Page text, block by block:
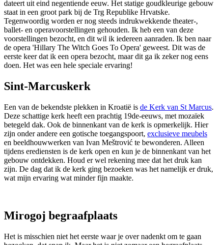
dateert uit eind negentiende eeuw. Het statige goudkleurige gebouw
staat in een groot park bij de Trg Republike Hrvatske.
Tegenwoordig worden er nog steeds indrukwekkende theater-,
ballet- en operavoorstellingen gehouden. Ik heb een van deze
voorstellingen bezocht, en dit wil ik iedereen aanraden. Ik ben naar
de opera 'Hillary The Witch Goes To Opera' geweest. Dit was de
eerste keer dat ik een opera bezocht, maar dit ga ik zeker nog eens
doen. Het was een hele speciale ervaring!
Sint-Marcuskerk
Een van de bekendste plekken in Kroatië is de Kerk van St Marcus.
Deze schattige kerk heeft een prachtig 19de-eeuws, met mozaïek
betegeld dak. Ook de binnenkant van de kerk is opmerkelijk. Hier
zijn onder andere een gotische toegangspoort, exclusieve meubels
en beeldhouwwerken van Ivan Meštrović te bewonderen. Alleen
tijdens erediensten is de kerk open en kun je de binnenkant van het
gebouw ontdekken. Houd er wel rekening mee dat het druk kan
zijn. De dag dat ik de kerk ging bezoeken was het namelijk er druk,
wat mijn ervaring wat minder fijn maakte.
Mirogoj begraafplaats
Het is misschien niet het eerste waar je over nadenkt om te gaan